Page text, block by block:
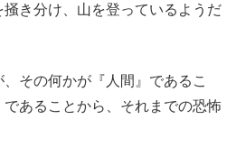
き分け、山を登っているようだ
その何かが『人間』であるこ
あることから、それまでの恐怖